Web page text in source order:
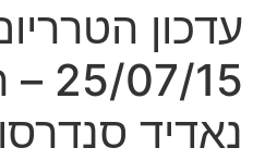
עדכון
נאדיד